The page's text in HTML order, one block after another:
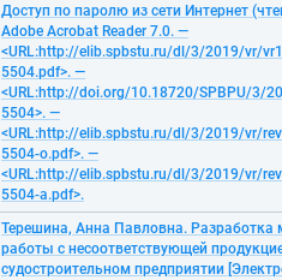
Доступ по паролю из сети Интернет
Adobe Acrobat Reader 7.0. —
<URL:http://elib.spbstu.ru/dl/3/2019/vr/
5504.pdf>. —
<URL:http://doi.org/10.18720/SPBPU/3/
5504>. —
<URL:http://elib.spbstu.ru/dl/3/2019/vr/
5504-o.pdf>. —
<URL:http://elib.spbstu.ru/dl/3/2019/vr/
5504-a.pdf>.
Терешина, Анна Павловна. Разработка
работы с несоответствующей
судостроительном предприятии